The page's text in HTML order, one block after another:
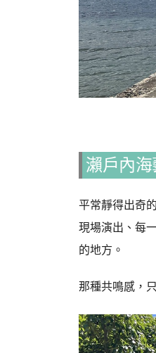
瀨戶內
平常靜得出奇
現場演出、每
的地方。
那種共鳴感，